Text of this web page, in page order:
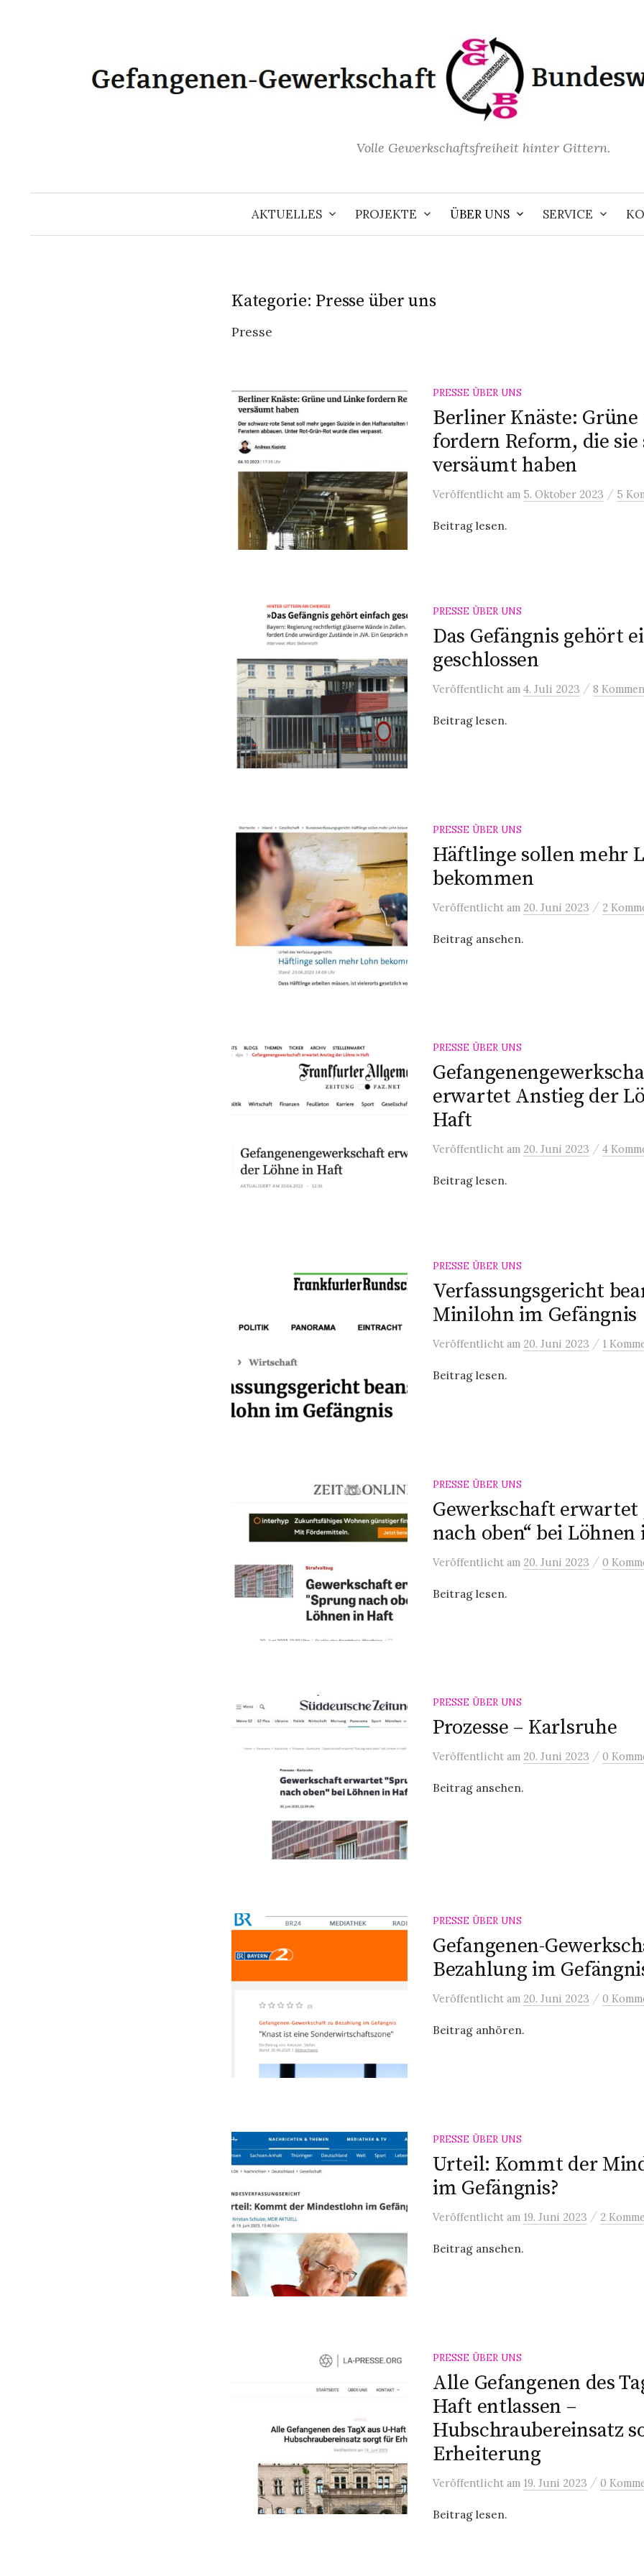
Volle Gewerkschaftsfreiheit hinter Gittern.
AKTUELLES PROJEKTE ÜBER UNS SERVICE
Kategorie: Presse über uns
Presse
PRESSE ÜBER UNS
Berliner Knäste:
fordern Reform, die sie
versäumt haben
Veröffentlicht am 5. Oktober 2023 / 5
Beitrag lesen.
PRESSE ÜBER UNS
Das Gefängnis gehört
geschlossen
Veröffentlicht am 4. Juli 2023 / 8
Beitrag lesen.
PRESSE ÜBER UNS
Häftlinge sollen mehr
bekommen
Veröffentlicht am 20. Juni 2023 / 2
Beitrag ansehen.
PRESSE ÜBER UNS
erwartet Anstieg der
Haft
Veröffentlicht am 20. Juni 2023 / 4
Beitrag lesen.
PRESSE ÜBER UNS
Verfassungsgericht
Minilohn im Gefängnis
Veröffentlicht am 20. Juni 2023 / 1
Beitrag lesen.
PRESSE ÜBER UNS
Gewerkschaft erwartet
nach oben“ bei
Veröffentlicht am 20. Juni 2023 / 0
Beitrag lesen.
PRESSE ÜBER UNS
Prozesse – Karlsruhe
Veröffentlicht am 20. Juni 2023 / 0
Beitrag ansehen.
PRESSE ÜBER UNS
Gefangenen-
Bezahlung im
Veröffentlicht am 20. Juni 2023 / 0
Beitrag anhören.
PRESSE ÜBER UNS
Urteil: Kommt der
im Gefängnis?
Veröffentlicht am 19. Juni 2023 / 2
Beitrag ansehen.
PRESSE ÜBER UNS
Alle Gefangenen des
Haft entlassen –
Hubschraubereinsatz
Erheiterung
Veröffentlicht am 19. Juni 2023 / 0
Beitrag lesen.